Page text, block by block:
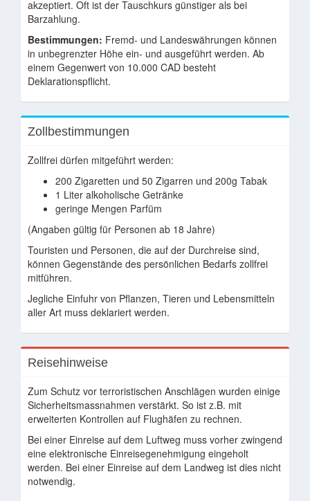
akzeptiert. Oft ist der Tauschkurs günstiger als bei
Barzahlung.
Bestimmungen: Fremd- und Landeswährungen können
in unbegrenzter Höhe ein- und ausgeführt werden. Ab
einem Gegenwert von 10.000 CAD besteht
Deklarationspflicht.
Zollbestimmungen
Zollfrei dürfen mitgeführt werden:
200 Zigaretten und 50 Zigarren und 200g Tabak
1 Liter alkoholische Getränke
geringe Mengen Parfüm
(Angaben gültig für Personen ab 18 Jahre)
Touristen und Personen, die auf der Durchreise sind,
können Gegenstände des persönlichen Bedarfs zollfrei
mitführen.
Jegliche Einfuhr von Pflanzen, Tieren und Lebensmitteln
aller Art muss deklariert werden.
Reisehinweise
Zum Schutz vor terroristischen Anschlägen wurden einige
Sicherheitsmassnahmen verstärkt. So ist z.B. mit
erweiterten Kontrollen auf Flughäfen zu rechnen.
Bei einer Einreise auf dem Luftweg muss vorher zwingend
eine elektronische Einreisegenehmigung eingeholt
werden. Bei einer Einreise auf dem Landweg ist dies nicht
notwendig.